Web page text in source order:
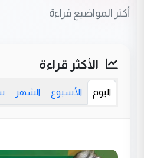
أكثر المواضيع قراءة
الأكثر قراءة
اليوم الأسبوع الشهر